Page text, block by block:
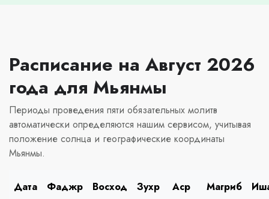
Расписание на Август 2026
года для Мьянмы
Периоды проведения пяти обязательных молитв
автоматически определяются нашим сервисом, учитывая
положение солнца и географические координаты
Мьянмы.
Дата Фаджр Восход Зухр Аср Магриб